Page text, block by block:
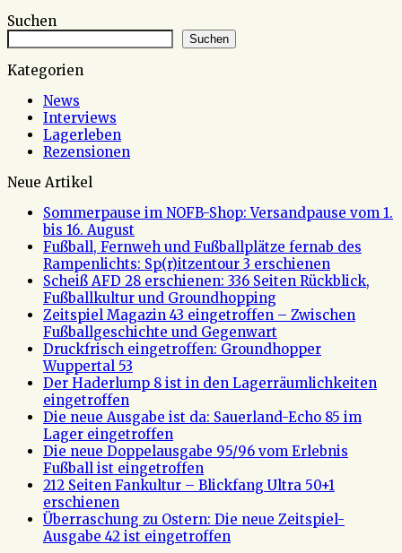
Suchen
Suchen
Kategorien
News
Interviews
Lagerleben
Rezensionen
Neue Artikel
Sommerpause im NOFB-Shop: Versandpause vom 1.
bis 16. August
Fußball, Fernweh und Fußballplätze fernab des
Rampenlichts: Sp(r)itzentour 3 erschienen
Scheiß AFD 28 erschienen: 336 Seiten Rückblick,
Fußballkultur und Groundhopping
Zeitspiel Magazin 43 eingetroffen – Zwischen
Fußballgeschichte und Gegenwart
Druckfrisch eingetroffen: Groundhopper
Wuppertal 53
Der Haderlump 8 ist in den Lagerräumlichkeiten
eingetroffen
Die neue Ausgabe ist da: Sauerland-Echo 85 im
Lager eingetroffen
Die neue Doppelausgabe 95/96 vom Erlebnis
Fußball ist eingetroffen
212 Seiten Fankultur – Blickfang Ultra 50+1
erschienen
Überraschung zu Ostern: Die neue Zeitspiel-
Ausgabe 42 ist eingetroffen